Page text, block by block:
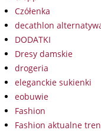
Czółenka
decathlon
DODATKI
Dresy damskie
drogeria
eleganckie sukienki
eobuwie
Fashion
Fashion aktualne